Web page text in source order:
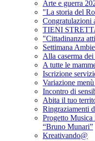
Arte e guerra
"La storia del
Congratulazioni
TIENI
"Cittadinanza
Settimana
Alla caserma
A tutte le
Iscrizione
Variazione
Incontro di
Abita il tuo
Ringraziamenti
Progetto
“Bruno Munari”
Kreativando@